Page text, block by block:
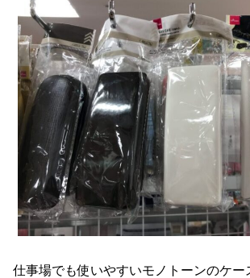
仕事場でも使いやすいモノトーンのケー